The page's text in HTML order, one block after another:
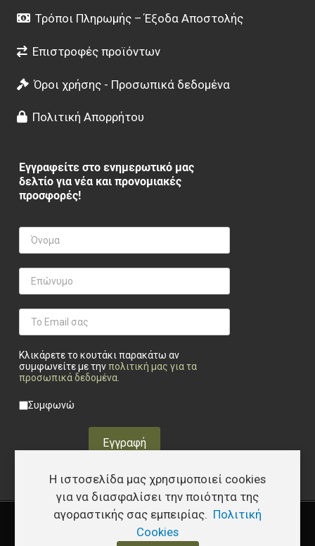
Τρόποι Πληρωμής – Έξοδα Αποστολής
Επιστροφές προϊόντων
Όροι χρήσης - Προσωπικά δεδομένα
Πολιτική Απορρήτου
Εγγραφείτε στο ενημερωτικό μας
δελτίο για νέα και προνομιακές
προσφορές!
Κλικάρετε το κουτάκι παρακάτω αν
συμφωνείτε με τηνπολιτική μας για τα
προσωπικά δεδομένα.
Privacy checkbox
Συμφωνώ
Εγγραφή
Η ιστοσελίδα μας χρησιμοποιεί cookies
για να διασφαλίσει την ποιότητα της
αγοραστικής σας εμπειρίας. Πολιτική
Cookies